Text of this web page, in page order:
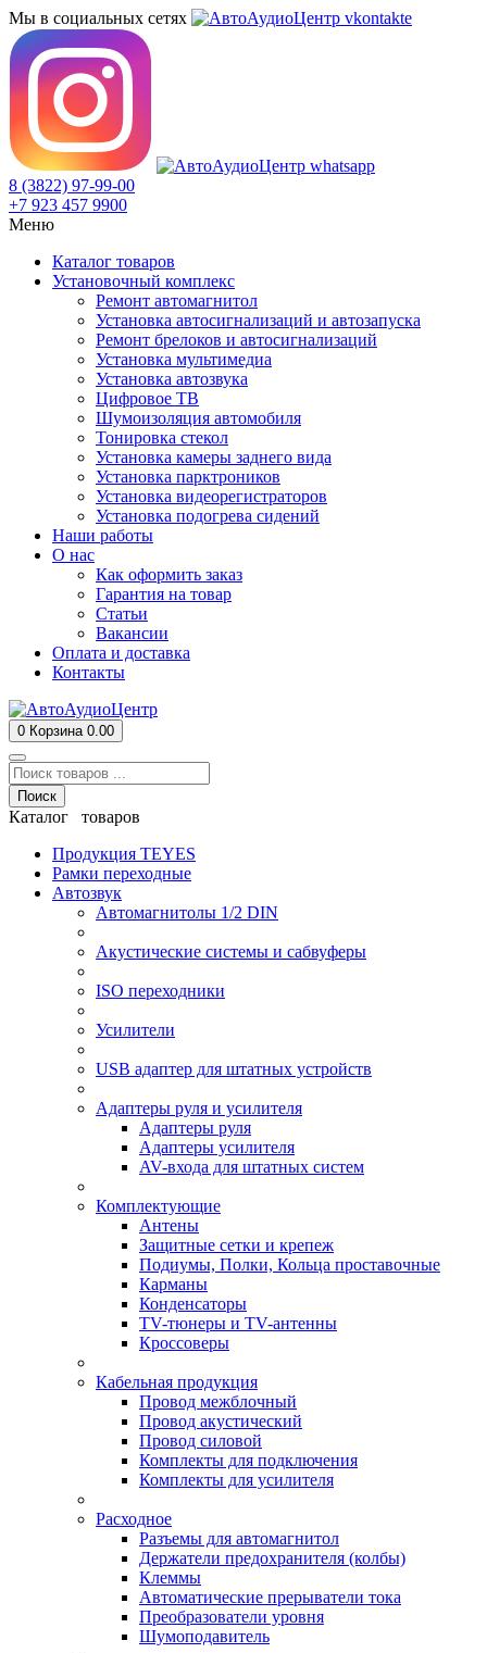
Мы в социальных сетях
8 (3822) 97-99-00
+7 923 457 9900
Меню
Каталог товаров
Установочный комплекс
Ремонт автомагнитол
Установка автосигнализаций и автозапуска
Ремонт брелоков и автосигнализаций
Установка мультимедиа
Установка автозвука
Цифровое ТВ
Шумоизоляция автомобиля
Тонировка стекол
Установка камеры заднего вида
Установка парктроников
Установка видеорегистраторов
Установка подогрева сидений
Наши работы
О нас
Как оформить заказ
Гарантия на товар
Статьи
Вакансии
Оплата и доставка
Контакты
0 Корзина 0.00
Поиск
Каталог товаров
Продукция TEYES
Рамки переходные
Автозвук
Автомагнитолы 1/2 DIN
Акустические системы и сабвуферы
ISO переходники
Усилители
USB адаптер для штатных устройств
Адаптеры руля и усилителя
Адаптеры руля
Адаптеры усилителя
AV-входа для штатных систем
Комплектующие
Антены
Защитные сетки и крепеж
Подиумы, Полки, Кольца проставочные
Карманы
Конденсаторы
TV-тюнеры и TV-антенны
Кроссоверы
Кабельная продукция
Провод межблочный
Провод акустический
Провод силовой
Комплекты для подключения
Комплекты для усилителя
Расходное
Разъемы для автомагнитол
Держатели предохранителя (колбы)
Клеммы
Автоматические прерыватели тока
Преобразователи уровня
Шумоподавитель